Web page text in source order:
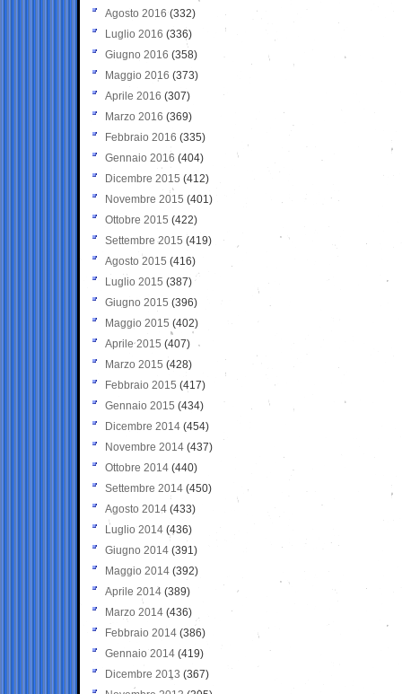
Agosto 2016 (332)
Luglio 2016 (336)
Giugno 2016 (358)
Maggio 2016 (373)
Aprile 2016 (307)
Marzo 2016 (369)
Febbraio 2016 (335)
Gennaio 2016 (404)
Dicembre 2015 (412)
Novembre 2015 (401)
Ottobre 2015 (422)
Settembre 2015 (419)
Agosto 2015 (416)
Luglio 2015 (387)
Giugno 2015 (396)
Maggio 2015 (402)
Aprile 2015 (407)
Marzo 2015 (428)
Febbraio 2015 (417)
Gennaio 2015 (434)
Dicembre 2014 (454)
Novembre 2014 (437)
Ottobre 2014 (440)
Settembre 2014 (450)
Agosto 2014 (433)
Luglio 2014 (436)
Giugno 2014 (391)
Maggio 2014 (392)
Aprile 2014 (389)
Marzo 2014 (436)
Febbraio 2014 (386)
Gennaio 2014 (419)
Dicembre 2013 (367)